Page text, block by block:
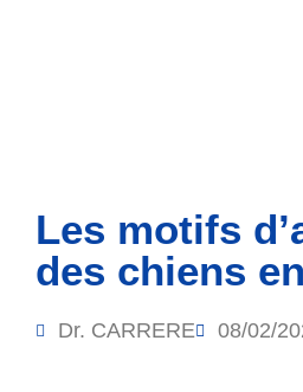
Les motifs
des chiens
Dr. CARRERE 08/02/